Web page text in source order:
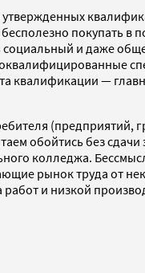
покупать в
и даже
квалификации —
обойтись без сдачи
колледжа.
рынок труда от
и низкой